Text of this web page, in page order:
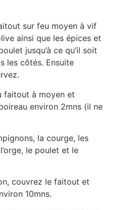
sur feu moyen à vif
ainsi que les épices et
jusqu’à ce qu’il soit
les côtés. Ensuite
faitout à moyen et
environ 2mns (il ne
la courge, les
le poulet et le
couvrez le faitout et
10mns.